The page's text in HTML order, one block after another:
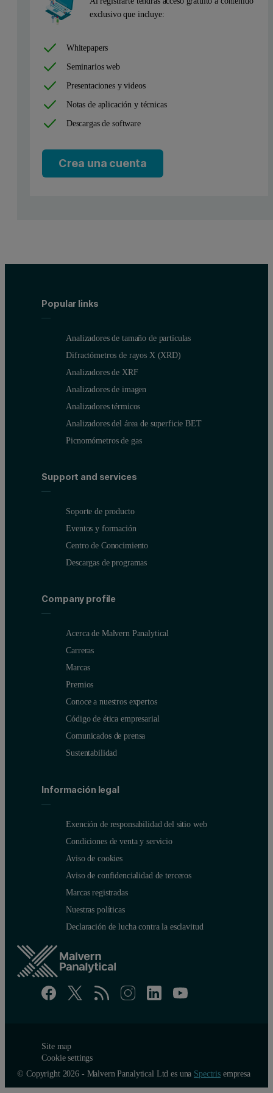
Figure 1: Raman library spectra of six flour known components,
Figure 2 shows the particle size distributions of the two
The particle size distribution of the gluten-free flour also
exclusivo que incluye:
Whitepapers
Seminarios web
Presentaciones y videos
Notas de aplicación y técnicas
Descargas de software
Crea una cuenta
Popular links
Analizadores de tamaño de partículas
Difractómetros de rayos X (XRD)
Analizadores de XRF
Analizadores de imagen
Analizadores térmicos
Analizadores del área de superficie BET
Picnomómetros de gas
Support and services
Soporte de producto
Eventos y formación
Centro de Conocimiento
Descargas de programas
Company profile
Acerca de Malvern Panalytical
Carreras
Marcas
Premios
Conoce a nuestros expertos
Código de ética empresarial
Comunicados de prensa
Sustentabilidad
Información legal
Exención de responsabilidad del sitio web
Condiciones de venta y servicio
Aviso de cookies
Aviso de confidencialidad de terceros
Marcas registradas
Nuestras políticas
Declaración de lucha contra la esclavitud
Site map
Cookie settings
© Copyright 2026 - Malvern Panalytical Ltd es una Spectrisempresa